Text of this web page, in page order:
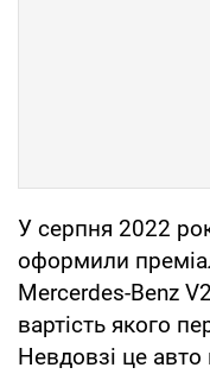
У серпня 2022
оформили
Mercerdes-Benz
вартість якого
Невдовзі це